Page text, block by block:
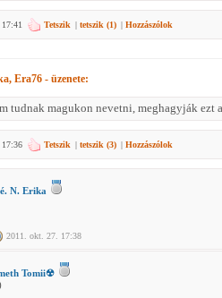
Tetszik | tetszik (1) | Hozzászólok
Era76 - üzenete:
tudnak magukon nevetni, meghagyják ezt
Tetszik | tetszik (3) | Hozzászólok
N. Erika
2011. okt. 27. 17:38
Tomii☢